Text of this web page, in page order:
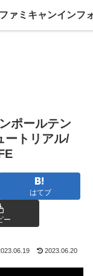
ポールテン
ートリアル/
はてブ
ー
2023.06.20
ファミキャンインフ